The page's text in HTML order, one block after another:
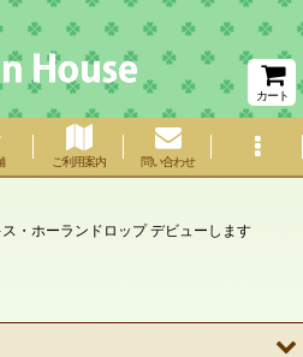
カート
ご利用案内 問い合わせ
・ホーランドロップ デビューします